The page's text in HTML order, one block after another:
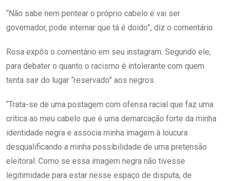
“Não sabe nem pentear o próprio cabelo e vai ser
governador, pode internar que tá é doido”, diz o comentário.
Rosa expôs o comentário em seu instagram. Segundo ele,
para debater o quanto o racismo é intolerante com quem
tenta sair do lugar “reservado” aos negros.
“Trata-se de uma postagem com ofensa racial que faz uma
crítica ao meu cabelo que é uma demarcação forte da minha
identidade negra e associa minha imagem à loucura
desqualificando a minha possibilidade de uma pretensão
eleitoral. Como se essa imagem negra não tivesse
legitimidade para estar nesse espaço de disputa, de